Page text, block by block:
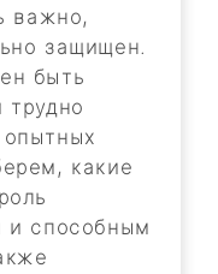
важно,
защищен.
быть
какие
и способным